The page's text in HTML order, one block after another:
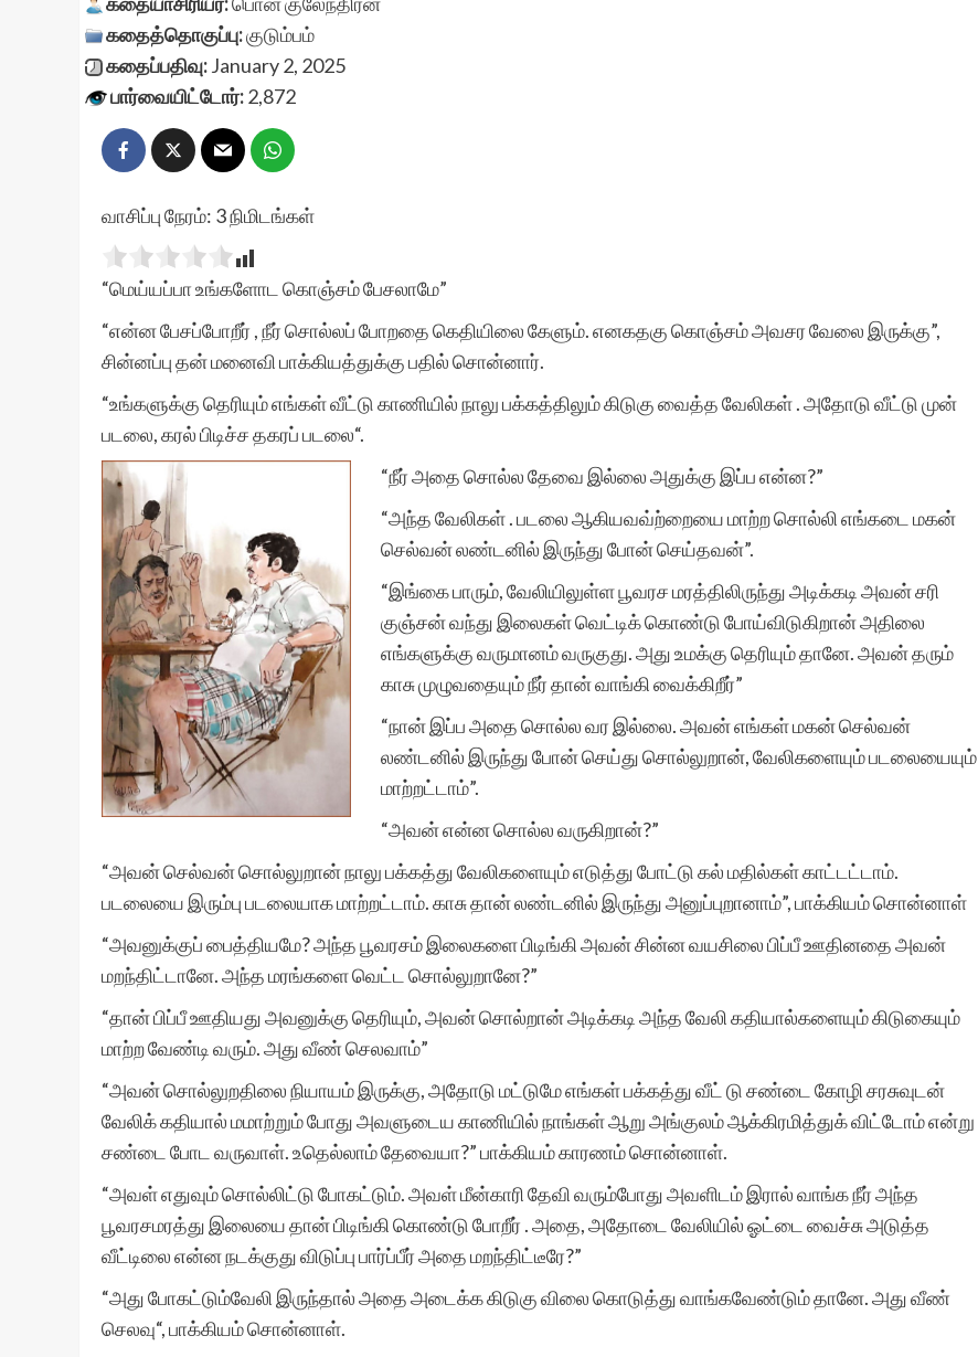
கதைத்தொகுப்பு:குடும்பம்
கதைப்பதிவு:January 2, 2025
பார்வையிட்டோர்:2,872
வாசிப்பு நேரம்: 3நிமிடங்கள்
“மெய்யப்பா உங்களோட கொஞ்சம் பேசலாமே”
“என்ன பேசப்போறீர் , நீர் சொல்லப் போறதை கெதியிலை கேளும். எனகதகு கொஞ்சம் அவசர வேலை இருக்கு”,
சின்னப்பு தன் மனைவி பாக்கியத்துக்கு பதில் சொன்னார்.
“உங்களுக்கு தெரியும் எங்கள் வீட்டு காணியில் நாலு பக்கத்திலும் கிடுகு வைத்த வேலிகள் . அதோடு வீட்டு முன்
படலை, கரல் பிடிச்ச தகரப் படலை“.
“நீர் அதை சொல்ல தேவை இல்லை அதுக்கு இப்ப என்ன?”
“அந்த வேலிகள் . படலை ஆகியவவ்ற்றையை மாற்ற சொல்லி எங்கடை மகன்
செல்வன் லண்டனில் இருந்து போன் செய்தவன்”.
“இங்கை பாரும், வேலியிலுள்ள பூவரச மரத்திலிருந்து அடிக்கடி அவன் சரி
குஞ்சன் வந்து இலைகள் வெட்டிக் கொண்டு போய்விடுகிறான் அதிலை
எங்களுக்கு வருமானம் வருகுது. அது உமக்கு தெரியும் தானே. அவன் தரும்
காசு முழுவதையும் நீர் தான் வாங்கி வைக்கிறீர்”
“நான் இப்ப அதை சொல்ல வர இல்லை. அவன் எங்கள் மகன் செல்வன்
லண்டனில் இருந்து போன் செய்து சொல்லுறான், வேலிகளையும் படலையையும்
மாற்றட்டாம்”.
“அவன் என்ன சொல்ல வருகிறான்?”
“அவன் செல்வன் சொல்லுறான் நாலு பக்கத்து வேலிகளையும் எடுத்து போட்டு கல் மதில்கள் காட்டட்டாம்.
படலையை இரும்பு படலையாக மாற்றட்டாம். காசு தான் லண்டனில் இருந்து அனுப்புறானாம்”, பாக்கியம் சொன்னாள்
“அவனுக்குப் பைத்தியமே? அந்த பூவரசம் இலைகளை பிடிங்கி அவன் சின்ன வயசிலை பிப்பீ ஊதினதை அவன்
மறந்திட்டானே. அந்த மரங்களை வெட்ட சொல்லுறானே?”
“தான் பிப்பீ ஊதியது அவனுக்கு தெரியும், அவன் சொல்றான் அடிக்கடி அந்த வேலி கதியால்களையும் கிடுகையும்
மாற்ற வேண்டி வரும். அது வீண் செலவாம்”
“அவன் சொல்லுறதிலை நியாயம் இருக்கு, அதோடு மட்டுமே எங்கள் பக்கத்து வீட் டு சண்டை கோழி சரசுவுடன்
வேலிக் கதியால் மமாற்றும் போது அவளுடைய காணியில் நாங்கள் ஆறு அங்குலம் ஆக்கிரமித்துக் விட்டோம் என்று
சண்டை போட வருவாள். உதெல்லாம் தேவையா?” பாக்கியம் காரணம் சொன்னாள்.
“அவள் எதுவும் சொல்லிட்டு போகட்டும். அவள் மீன்காரி தேவி வரும்போது அவளிடம் இரால் வாங்க நீர் அந்த
பூவரசமரத்து இலையை தான் பிடிங்கி கொண்டு போறீர் . அதை, அதோடை வேலியில் ஓட்டை வைச்சு அடுத்த
வீட்டிலை என்ன நடக்குது விடுப்பு பார்ப்பீர் அதை மறந்திட்டீரே?”
“அது போகட்டும்வேலி இருந்தால் அதை அடைக்க கிடுகு விலை கொடுத்து வாங்கவேண்டும் தானே. அது வீண்
செலவு“, பாக்கியம் சொன்னாள்.
மிக்க மகிழ்ச்சி. ஒவ்வொரு
தடவையும் எனது கதை
இணையதளத்தில்
சேர்க்கப்பட்டுள்ளது என்ற
மகிழ்ந்து போகிறேன்.